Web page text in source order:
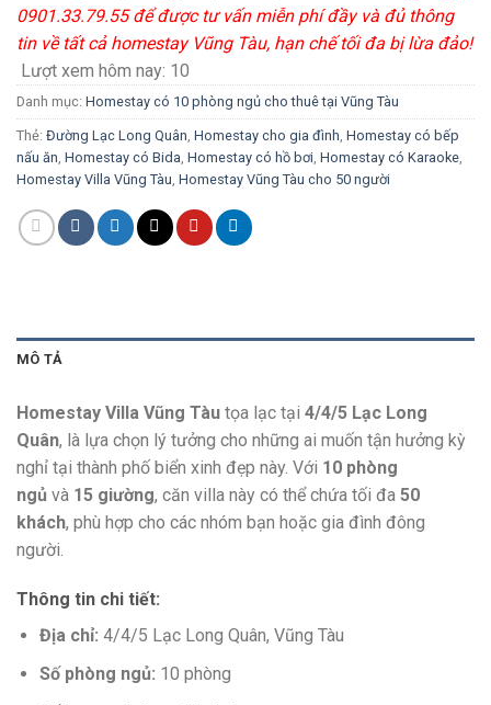
0901.33.79.55 để được tư vấn miễn phí đầy và đủ thông
tin về tất cả homestay Vũng Tàu, hạn chế tối đa bị lừa đảo!
Lượt xem hôm nay: 10
Danh mục: Homestay có 10 phòng ngủ cho thuê tại Vũng Tàu
Thẻ: Đường Lạc Long Quân Homestay cho gia đình Homestay có bếp
nấu ăn Homestay có Bida Homestay có hồ bơi Homestay có Karaoke
Homestay Villa Vũng Tàu Homestay Vũng Tàu cho 50 người
MÔ TẢ
Homestay Villa Vũng Tàu tọa lạc tại 4/4/5 Lạc Long
Quân, là lựa chọn lý tưởng cho những ai muốn tận hưởng kỳ
nghỉ tại thành phố biển xinh đẹp này. Với 10 phòng
ngủ và 15 giường, căn villa này có thể chứa tối đa 50
khách, phù hợp cho các nhóm bạn hoặc gia đình đông
người.
Thông tin chi tiết:
Địa chỉ: 4/4/5 Lạc Long Quân, Vũng Tàu
Số phòng ngủ: 10 phòng